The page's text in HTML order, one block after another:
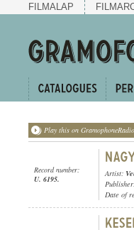
FILMALAP
Play this on
Record number:
U. 6195.
Artist:
Date of